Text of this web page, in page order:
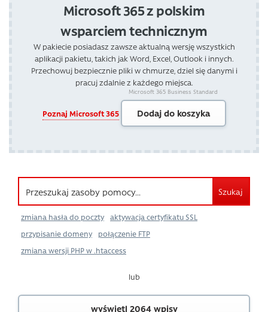
Microsoft 365 z polskim
wsparciem technicznym
W pakiecie posiadasz zawsze aktualną wersję wszystkich
aplikacji pakietu, takich jak Word, Excel, Outlook i innych.
Przechowuj bezpiecznie pliki w chmurze, dziel się danymi i
pracuj zdalnie z każdego miejsca.
Poznaj Microsoft 365
Microsoft 365 Business Standard
Dodaj do koszyka
Szukaj
zmiana hasła do poczty
aktywacja certyfikatu SSL
przypisanie domeny
połączenie FTP
zmiana wersji PHP w .htaccess
lub
wyświetl 2064 wpisy